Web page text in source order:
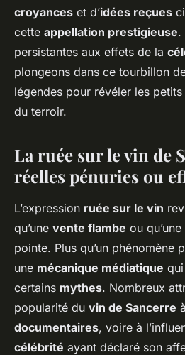
croyances et d’idées reçues
cette appellation prestigieuse.
persistantes aux effets de la
plongeons dans ce tourbillon
légendes pour révéler les
du terroir.
La ruée sur le vin de
réelles pénuries ou
L’expression ruée sur le vin
qu’une vente flambe ou qu’une
pointe. Plus qu’un phénomène
une mécanique médiatique
certains mythes. Nombreux
popularité du vin de Sancerre
documentaires, voire à
célébrité ayant déclaré son